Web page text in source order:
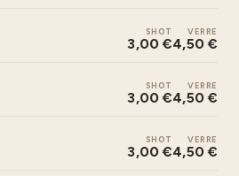
SHOT
3,00 €
VERRE
4,50 €
SHOT
3,00 €
VERRE
4,50 €
SHOT
3,00 €
VERRE
4,50 €